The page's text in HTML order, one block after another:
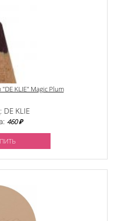
KLIE" Magic Plum
DE KLIE
460 ₽